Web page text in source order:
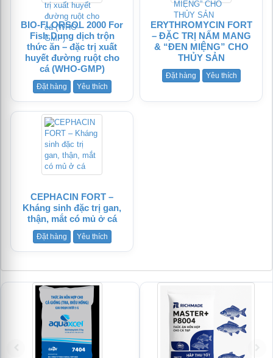
BIO-FLORSOL 2000 For
Fish Dung dịch trộn
thức ăn – đặc trị xuất
huyết đường ruột cho
cá (WHO-GMP)
Đặt hàng Yêu thích
ERYTHROMYCIN FORT
– ĐẶC TRỊ NẤM MANG
& “ĐEN MIỆNG” CHO
THỦY SẢN
Đặt hàng Yêu thích
CEPHACIN FORT –
Kháng sinh đặc trị gan,
thận, mắt có mủ ở cá
Đặt hàng Yêu thích
SDK – SIÊU DIỆT KHUẨN & KÝ...